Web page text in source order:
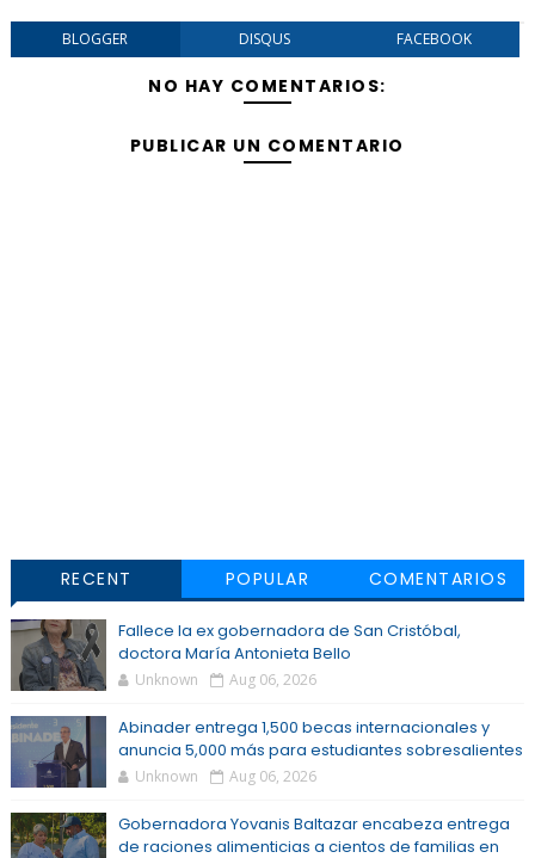
BLOGGER DISQUS FACEBOOK
NO HAY COMENTARIOS:
PUBLICAR UN COMENTARIO
RECENT POPULAR COMENTARIOS
Fallece la ex gobernadora de San Cristóbal,
doctora María Antonieta Bello
Unknown Aug 06, 2026
Abinader entrega 1,500 becas internacionales y
anuncia 5,000 más para estudiantes sobresalientes
Unknown Aug 06, 2026
Gobernadora Yovanis Baltazar encabeza entrega
de raciones alimenticias a cientos de familias en